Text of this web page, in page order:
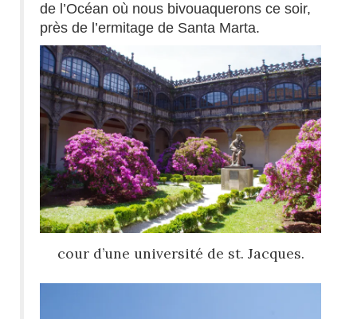
de l’Océan où nous bivouaquerons ce soir,
près de l’ermitage de Santa Marta.
cour d’une université de st. Jacques.